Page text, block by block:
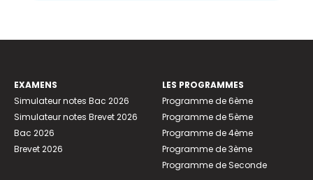
EXAMENS
Simulateur notes Bac 2026
Simulateur notes Brevet 2026
Bac 2026
Brevet 2026
LES PROGRAMMES
Programme de 6ème
Programme de 5ème
Programme de 4ème
Programme de 3ème
Programme de Seconde